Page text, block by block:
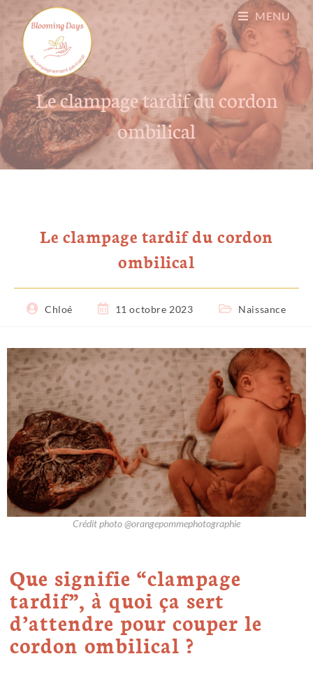
MENU
Le clampage tardif du cordon
ombilical
Le clampage tardif du cordon
ombilical
Chloé 11 octobre 2023 Naissance
Crédit photo @orangepommephotographie
Que signifie “clampage
tardif”, à quoi ça sert
d’attendre pour couper le
cordon ombilical ?